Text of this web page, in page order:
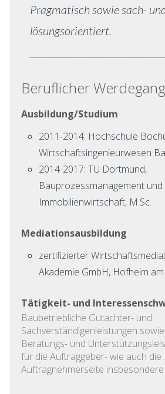
Pragmatisch sowie sach-
lösungsorientiert.
Beruflicher Werdegang
Ausbildung/Studium
2011-2014: Hochschule
Wirtschaftsingenieurwesen
2014-2017: TU Dortmund,
Bauprozessmanagement und
Immobilienwirtschaft, M.Sc.
Mediationsausbildung
zertifizierter
Akademie GmbH, Hofheim
Tätigkeit- und
Baubetriebliche Gutachter- und
Sachverständigenleistungen
Beratungs- und
für die Auftraggeber- wie auch die
Auftragnehmerseite